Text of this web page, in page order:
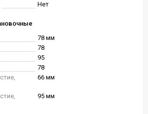
Нет
78 мм
78
95
78
66 мм
95 мм